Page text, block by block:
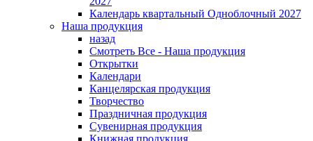
Календарь квартальный Одноблочный 2027
Наша продукция
назад
Смотреть Все - Наша продукция
Открытки
Календари
Канцелярская продукция
Творчество
Праздничная продукция
Сувенирная продукция
Книжная продукция